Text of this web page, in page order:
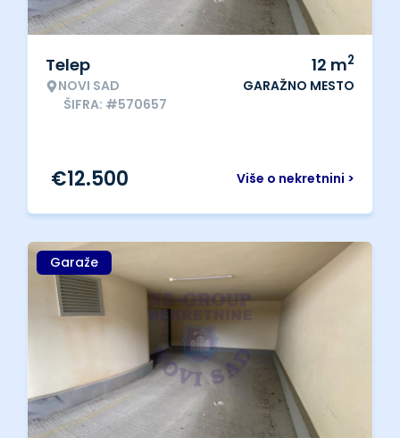
Telep
NOVI SAD
ŠIFRA: #570657
12 m2
GARAŽNO MESTO
Više o nekretnini >
€12.500
Garaže